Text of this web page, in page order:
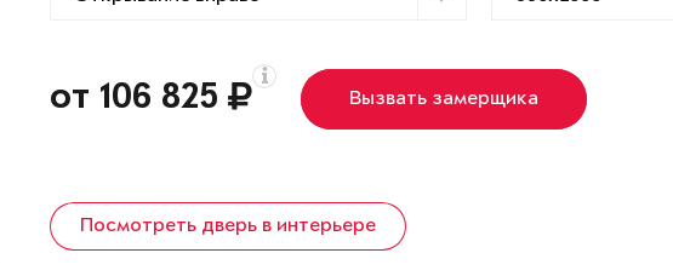
от 106 825 Вызвать замерщика
Посмотреть дверь в интерьере